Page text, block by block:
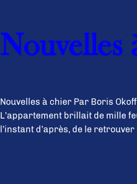
Nouvelles
Nouvelles à chier Par Boris
L’appartement brillait de mille
l’instant d’après, de le